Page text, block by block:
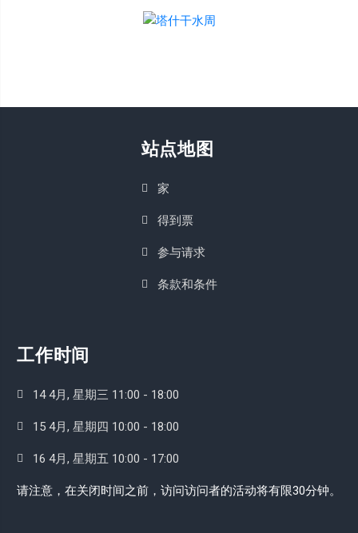
站点地图
家
得到票
参与请求
条款和条件
工作时间
14 4月, 星期三 11:00 - 18:00
15 4月, 星期四 10:00 - 18:00
16 4月, 星期五 10:00 - 17:00
请注意，在关闭时间之前，访问访问者的活动将有限30分钟。